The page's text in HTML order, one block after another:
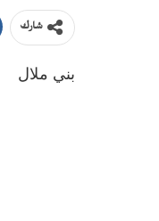
شارك
بني ملال